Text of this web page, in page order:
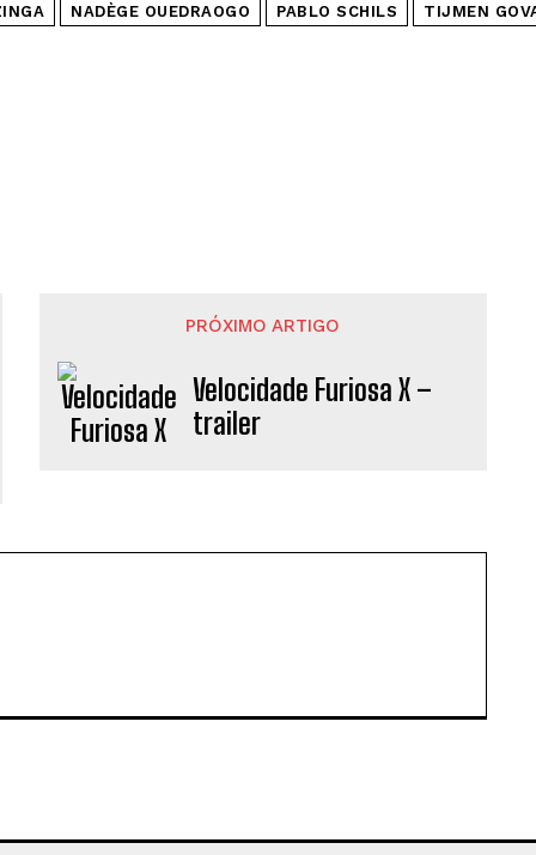
NADÈGE OUEDRAOGO PABLO SCHILS TIJMEN
PRÓXIMO ARTIGO
Velocidade Furiosa X –
trailer